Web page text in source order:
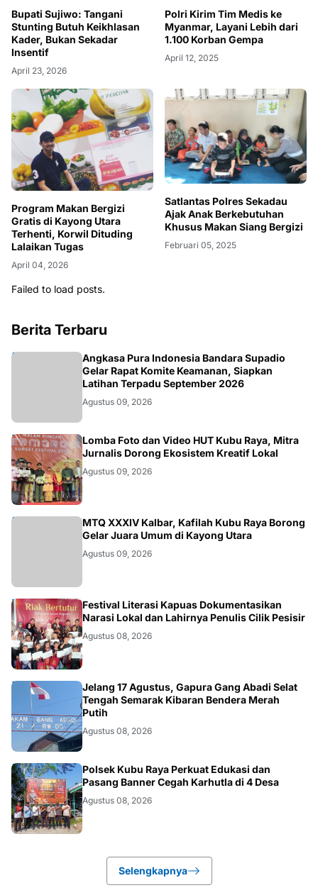
Bupati Sujiwo: Tangani
Stunting Butuh Keikhlasan
Kader, Bukan Sekadar
Insentif
April 23, 2026
Polri Kirim Tim Medis ke
Myanmar, Layani Lebih dari
1.100 Korban Gempa
April 12, 2025
Program Makan Bergizi
Gratis di Kayong Utara
Terhenti, Korwil Dituding
Lalaikan Tugas
April 04, 2026
Satlantas Polres Sekadau
Ajak Anak Berkebutuhan
Khusus Makan Siang Bergizi
Februari 05, 2025
Failed to load posts.
Berita Terbaru
Angkasa Pura Indonesia Bandara Supadio
Gelar Rapat Komite Keamanan, Siapkan
Latihan Terpadu September 2026
Agustus 09, 2026
DAERAH
Lomba Foto dan Video HUT Kubu Raya, Mitra
Jurnalis Dorong Ekosistem Kreatif Lokal
Agustus 09, 2026
MTQ XXXIV Kalbar, Kafilah Kubu Raya Borong
Gelar Juara Umum di Kayong Utara
Agustus 09, 2026
DAERAH
Festival Literasi Kapuas Dokumentasikan
Narasi Lokal dan Lahirnya Penulis Cilik Pesisir
Agustus 08, 2026
Jelang 17 Agustus, Gapura Gang Abadi Selat
Tengah Semarak Kibaran Bendera Merah
Putih
Agustus 08, 2026
KALBAR
Polsek Kubu Raya Perkuat Edukasi dan
Pasang Banner Cegah Karhutla di 4 Desa
Agustus 08, 2026
Selengkapnya